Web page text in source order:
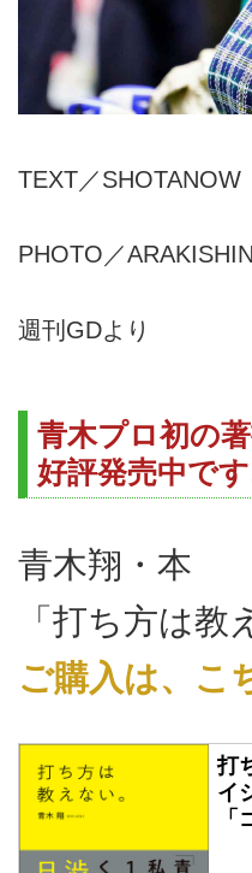
TEXT／SHOTANOW
PHOTO／ARAKISHIN
週刊GDより
青木プロ初の
好評発売中で
青木翔・本
「打ち方は教
ご購入は、こ
打
イ